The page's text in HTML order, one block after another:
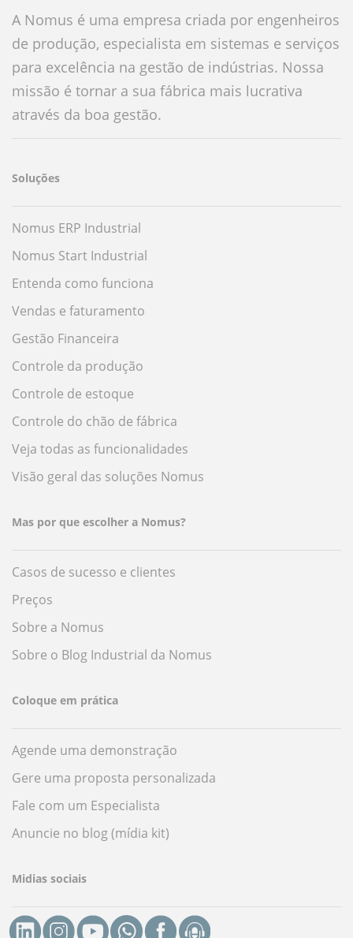
A Nomus é uma empresa criada por engenheiros
de produção, especialista em sistemas e serviços
para excelência na gestão de indústrias. Nossa
missão é tornar a sua fábrica mais lucrativa
através da boa gestão.
Soluções
Nomus ERP Industrial
Nomus Start Industrial
Entenda como funciona
Vendas e faturamento
Gestão Financeira
Controle da produção
Controle de estoque
Controle do chão de fábrica
Veja todas as funcionalidades
Visão geral das soluções Nomus
Mas por que escolher a Nomus?
Casos de sucesso e clientes
Preços
Sobre a Nomus
Sobre o Blog Industrial da Nomus
Coloque em prática
Agende uma demonstração
Gere uma proposta personalizada
Fale com um Especialista
Anuncie no blog (mídia kit)
Midias sociais